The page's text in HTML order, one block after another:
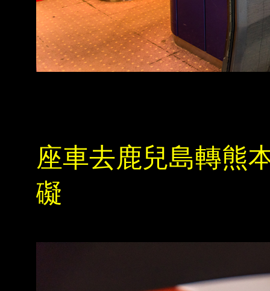
座車去鹿兒島轉熊
礙